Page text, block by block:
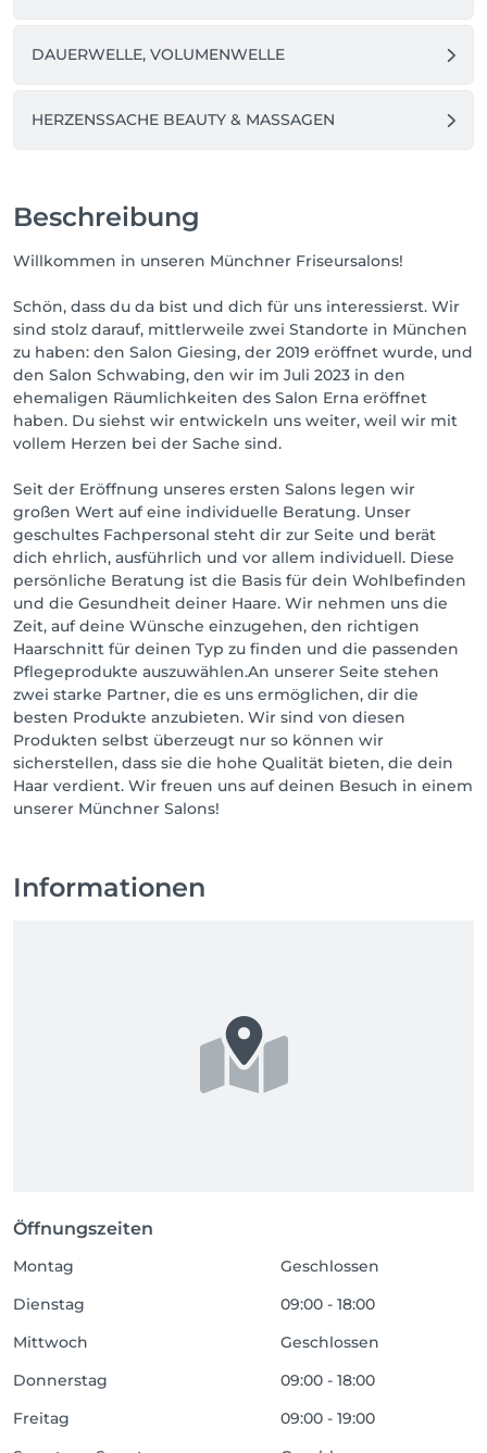
DAUERWELLE, VOLUMENWELLE
HERZENSSACHE BEAUTY & MASSAGEN
Beschreibung
Willkommen in unseren Münchner Friseursalons!
Schön, dass du da bist und dich für uns interessierst. Wir
sind stolz darauf, mittlerweile zwei Standorte in München
zu haben: den Salon Giesing, der 2019 eröffnet wurde, und
den Salon Schwabing, den wir im Juli 2023 in den
ehemaligen Räumlichkeiten des Salon Erna eröffnet
haben. Du siehst wir entwickeln uns weiter, weil wir mit
vollem Herzen bei der Sache sind.
Seit der Eröffnung unseres ersten Salons legen wir
großen Wert auf eine individuelle Beratung. Unser
geschultes Fachpersonal steht dir zur Seite und berät
dich ehrlich, ausführlich und vor allem individuell. Diese
persönliche Beratung ist die Basis für dein Wohlbefinden
und die Gesundheit deiner Haare. Wir nehmen uns die
Zeit, auf deine Wünsche einzugehen, den richtigen
Haarschnitt für deinen Typ zu finden und die passenden
Pflegeprodukte auszuwählen.An unserer Seite stehen
zwei starke Partner, die es uns ermöglichen, dir die
besten Produkte anzubieten. Wir sind von diesen
Produkten selbst überzeugt nur so können wir
sicherstellen, dass sie die hohe Qualität bieten, die dein
Haar verdient. Wir freuen uns auf deinen Besuch in einem
unserer Münchner Salons!
Informationen
Öffnungszeiten
Montag
Geschlossen
Dienstag
09:00 - 18:00
Mittwoch
Geschlossen
Donnerstag
09:00 - 18:00
Freitag
09:00 - 19:00